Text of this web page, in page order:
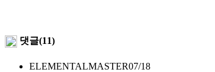
댓글(11)
ELEMENTALMASTER07/18